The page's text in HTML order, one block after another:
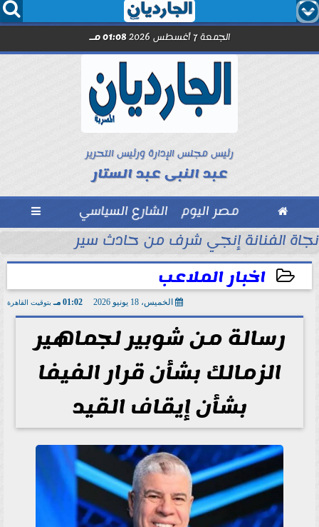
  
الجمعة 7 أغسطس 2026 01:08 مـ
رئيس مجلس الإدارة ورئيس التحرير
عبد النبى عبد الستار
 مصر اليوم الشارع السياسي 
القطاع الصحي
نجاة الفنانة إنجي شرف من حادث سير
اخبار الملاعب
الخميس، 18 يونيو 2026 01:02 مـ بتوقيت القاهرة
رسالة من شوبير لجماهير
الزمالك بشأن قرار الفيفا
بشأن إيقاف القيد